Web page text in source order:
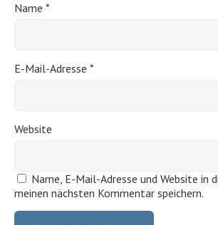
Name *
E-Mail-Adresse *
Website
Name, E-Mail-Adresse und Website in
meinen nächsten Kommentar speichern.